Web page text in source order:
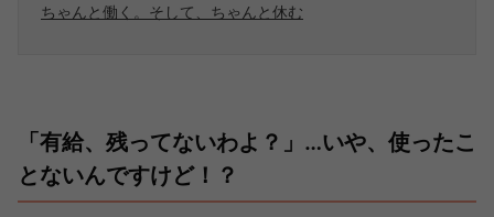
ちゃんと働く。そして、ちゃんと休む
「有給、残ってないわよ？」…いや、使ったこ
とないんですけど！？